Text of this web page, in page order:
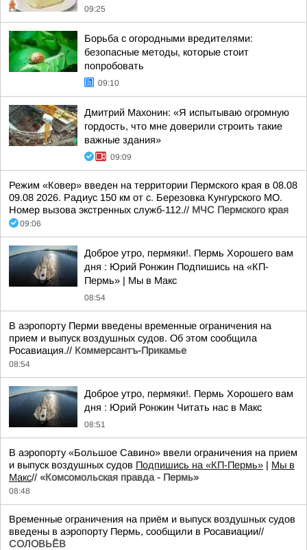
09:25
Борьба с огородными вредителями:
безопасные методы, которые стоит
попробовать
09:10
Дмитрий Махонин: «Я испытываю огромную
гордость, что мне доверили строить такие
важные здания»
09:09
Режим «Ковер» введен на территории Пермского края в 08.08
09.08 2026. Радиус 150 км от с. Березовка Кунгурского МО.
Номер вызова экстренных служб-112.// МЧС Пермского края
09:06
Доброе утро, пермяки!. Пермь Хорошего вам
дня : Юрий Ронжин Подпишись на «КП-
Пермь» | Мы в Maкс
08:54
В аэропорту Перми введены временные ограничения на
прием и выпуск воздушных судов. Об этом сообщила
Росавиация.// Коммерсантъ-Прикамье
08:54
Доброе утро, пермяки!. Пермь Хорошего вам
дня : Юрий Ронжин Читать нас в Макс
08:51
В аэропорту «Большое Савино» ввели ограничения на прием
и выпуск воздушных судов Подпишись на «КП-Пермь» | Мы в
Maкс// «Комсомольская правда - Пермь»
08:48
Временные ограничения на приём и выпуск воздушных судов
введены в аэропорту Пермь, сообщили в Росавиации//
СОЛОВЬЁВ